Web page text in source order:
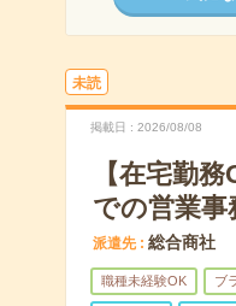
未読
掲載日 2026/08/08
【在宅勤
での営業事
派遣先 総合商社
職種未経験OK ブ